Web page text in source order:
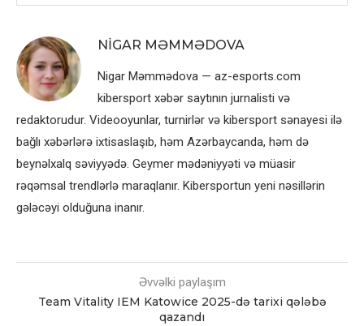
NIGAR MƏMMƏDOVA
Nigar Məmmədova — az-esports.com
kibersport xəbər saytının jurnalisti və
redaktorudur. Videooyunlar, turnirlər və kibersport sənayesi ilə
bağlı xəbərlərə ixtisaslaşıb, həm Azərbaycanda, həm də
beynəlxalq səviyyədə. Geymer mədəniyyəti və müasir
rəqəmsal trendlərlə maraqlanır. Kibersportun yeni nəsillərin
gələcəyi olduğuna inanır.
Əvvəlki paylaşım
Team Vitality IEM Katowice 2025-də tarixi qələbə
qazandı